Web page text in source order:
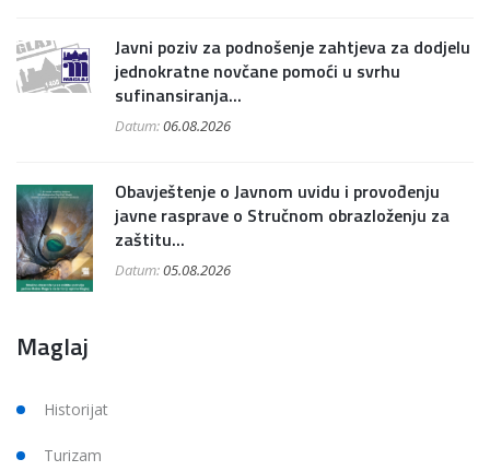
Javni poziv za podnošenje zahtjeva za dodjelu
jednokratne novčane pomoći u svrhu
sufinansiranja...
Datum:06.08.2026
Obavještenje o Javnom uvidu i provođenju
javne rasprave o Stručnom obrazloženju za
zaštitu...
Datum:05.08.2026
Maglaj
Historijat
Turizam